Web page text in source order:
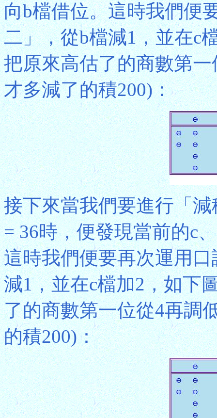
向b檔借位。這時我們便
二」，從b檔減1，並在c
把原來高估了的商數第
才多減了的積200)：
接下來當我們要進行「
= 36時，便發現當前的c
這時我們便要再次運用
減1，並在c檔加2，如下
了的商數第一位從4再調
的積200)：